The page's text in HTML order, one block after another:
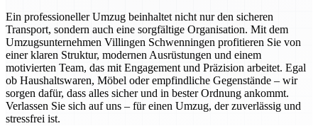
Ein professioneller Umzug beinhaltet nicht nur den sicheren
Transport, sondern auch eine sorgfältige Organisation. Mit dem
Umzugsunternehmen Villingen Schwenningen profitieren Sie von
einer klaren Struktur, modernen Ausrüstungen und einem
motivierten Team, das mit Engagement und Präzision arbeitet. Egal
ob Haushaltswaren, Möbel oder empfindliche Gegenstände – wir
sorgen dafür, dass alles sicher und in bester Ordnung ankommt.
Verlassen Sie sich auf uns – für einen Umzug, der zuverlässig und
stressfrei ist.